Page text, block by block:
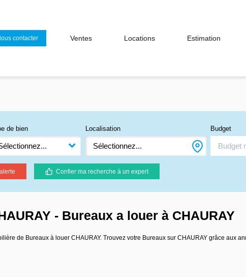
contacter Ventes Locations Estimation
de bien Localisation
Sélectionnez...
Budget
Confier ma recherche à un expert
- Bureaux a louer à CHAURAY
de Bureaux à louer CHAURAY. Trouvez votre Bureaux sur CHAURAY grâce aux